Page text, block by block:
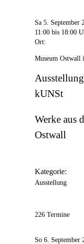
Sa 5. September
11:00 bis 18:00
Ort:
Museum Ostwall
kUNSt
Werke aus
Ostwall
Kategorie:
Ausstellung
226 Termine
So 6. September